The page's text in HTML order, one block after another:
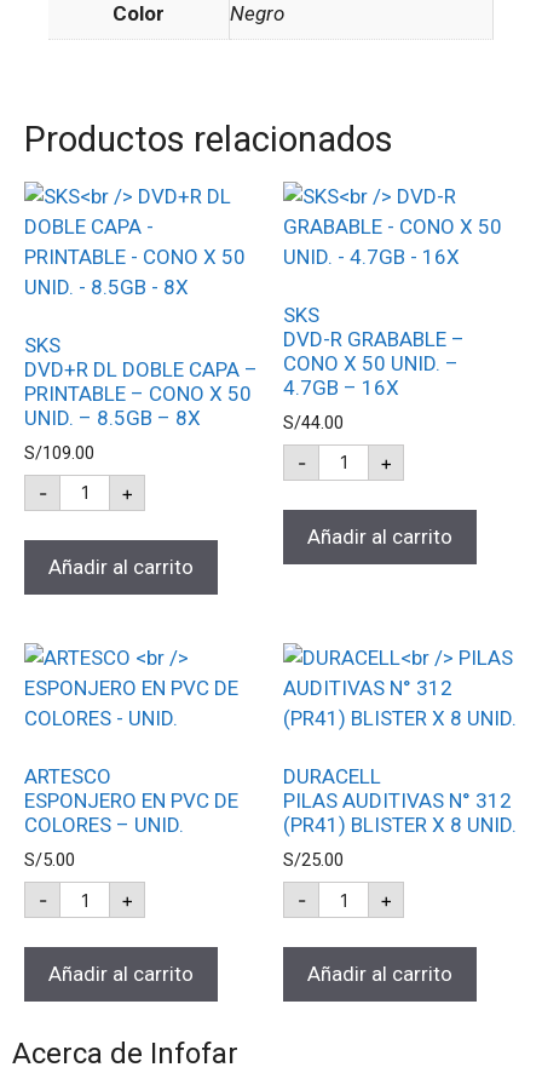
Color Negro
Productos relacionados
SKS
DVD+R DL DOBLE CAPA –
PRINTABLE – CONO X 50
UNID. – 8.5GB – 8X
S/109.00
- +
Añadir al carrito
SKS
DVD-R GRABABLE –
CONO X 50 UNID. –
4.7GB – 16X
S/44.00
- +
Añadir al carrito
ARTESCO
ESPONJERO EN PVC DE
COLORES – UNID.
S/5.00
- +
Añadir al carrito
DURACELL
PILAS AUDITIVAS N° 312
(PR41) BLISTER X 8 UNID.
S/25.00
- +
Añadir al carrito
Acerca de Infofar